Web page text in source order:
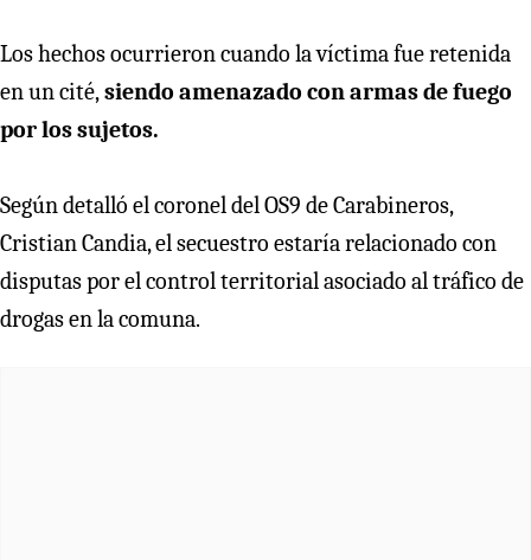
Los hechos ocurrieron cuando la víctima fue retenida
en un cité,siendo amenazado con armas de fuego
por los sujetos.
Según detalló el coronel del OS9 de Carabineros,
Cristian Candia, el secuestro estaría relacionado con
disputas por el control territorial asociado al tráfico de
drogas en la comuna.